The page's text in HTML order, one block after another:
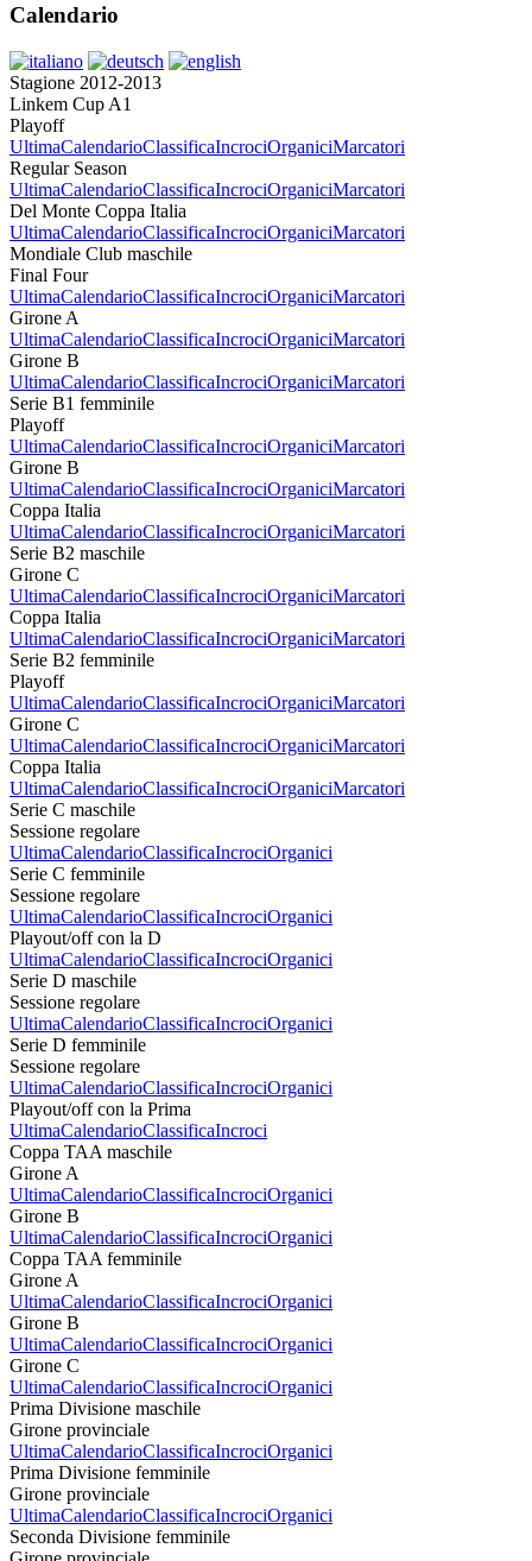
Calendario
Stagione 2012-2013
Linkem Cup A1
Playoff
UltimaCalendarioClassificaIncrociOrganiciMarcatori
Regular Season
UltimaCalendarioClassificaIncrociOrganiciMarcatori
Del Monte Coppa Italia
UltimaCalendarioClassificaIncrociOrganiciMarcatori
Mondiale Club maschile
Final Four
UltimaCalendarioClassificaIncrociOrganiciMarcatori
Girone A
UltimaCalendarioClassificaIncrociOrganiciMarcatori
Girone B
UltimaCalendarioClassificaIncrociOrganiciMarcatori
Serie B1 femminile
Playoff
UltimaCalendarioClassificaIncrociOrganiciMarcatori
Girone B
UltimaCalendarioClassificaIncrociOrganiciMarcatori
Coppa Italia
UltimaCalendarioClassificaIncrociOrganiciMarcatori
Serie B2 maschile
Girone C
UltimaCalendarioClassificaIncrociOrganiciMarcatori
Coppa Italia
UltimaCalendarioClassificaIncrociOrganiciMarcatori
Serie B2 femminile
Playoff
UltimaCalendarioClassificaIncrociOrganiciMarcatori
Girone C
UltimaCalendarioClassificaIncrociOrganiciMarcatori
Coppa Italia
UltimaCalendarioClassificaIncrociOrganiciMarcatori
Serie C maschile
Sessione regolare
UltimaCalendarioClassificaIncrociOrganici
Serie C femminile
Sessione regolare
UltimaCalendarioClassificaIncrociOrganici
Playout/off con la D
UltimaCalendarioClassificaIncrociOrganici
Serie D maschile
Sessione regolare
UltimaCalendarioClassificaIncrociOrganici
Serie D femminile
Sessione regolare
UltimaCalendarioClassificaIncrociOrganici
Playout/off con la Prima
UltimaCalendarioClassificaIncroci
Coppa TAA maschile
Girone A
UltimaCalendarioClassificaIncrociOrganici
Girone B
UltimaCalendarioClassificaIncrociOrganici
Coppa TAA femminile
Girone A
UltimaCalendarioClassificaIncrociOrganici
Girone B
UltimaCalendarioClassificaIncrociOrganici
Girone C
UltimaCalendarioClassificaIncrociOrganici
Prima Divisione maschile
Girone provinciale
UltimaCalendarioClassificaIncrociOrganici
Prima Divisione femminile
Girone provinciale
UltimaCalendarioClassificaIncrociOrganici
Seconda Divisione femminile